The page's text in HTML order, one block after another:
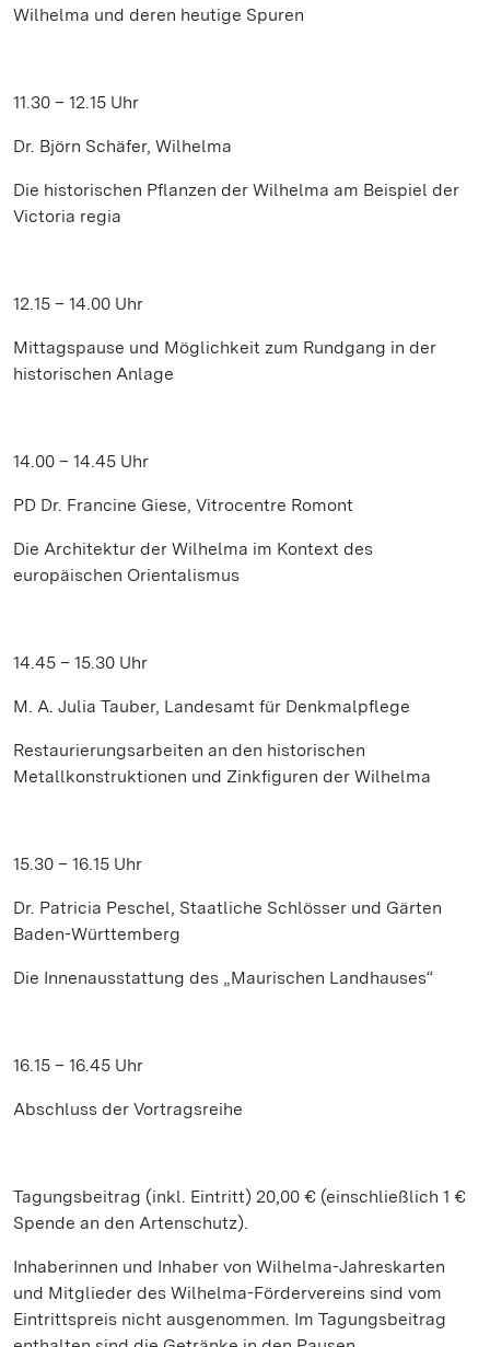
Wilhelma und deren heutige Spuren
11.30 – 12.15 Uhr
Dr. Björn Schäfer, Wilhelma
Die historischen Pflanzen der Wilhelma am Beispiel der
Victoria regia
12.15 – 14.00 Uhr
Mittagspause und Möglichkeit zum Rundgang in der
historischen Anlage
14.00 – 14.45 Uhr
PD Dr. Francine Giese, Vitrocentre Romont
Die Architektur der Wilhelma im Kontext des
europäischen Orientalismus
14.45 – 15.30 Uhr
M. A. Julia Tauber, Landesamt für Denkmalpflege
Restaurierungsarbeiten an den historischen
Metallkonstruktionen und Zinkfiguren der Wilhelma
15.30 – 16.15 Uhr
Dr. Patricia Peschel, Staatliche Schlösser und Gärten
Baden-Württemberg
Die Innenausstattung des „Maurischen Landhauses“
16.15 – 16.45 Uhr
Abschluss der Vortragsreihe
Tagungsbeitrag (inkl. Eintritt) 20,00 € (einschließlich 1 €
Spende an den Artenschutz).
Inhaberinnen und Inhaber von Wilhelma-Jahreskarten
und Mitglieder des Wilhelma-Fördervereins sind vom
Eintrittspreis nicht ausgenommen. Im Tagungsbeitrag